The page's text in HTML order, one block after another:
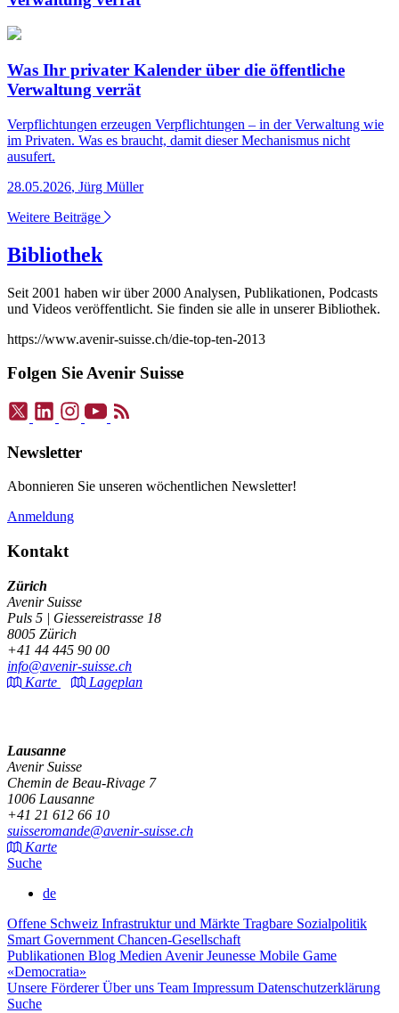
Was Ihr privater Kalender über die öffentliche
Verwaltung verrät
Verpflichtungen erzeugen Verpflichtungen – in der Verwaltung wie
im Privaten. Was es braucht, damit dieser Mechanismus nicht
ausufert.
28.05.2026, Jürg Müller
Weitere Beiträge
Bibliothek
Seit 2001 haben wir über 2000 Analysen, Publikationen, Podcasts
und Videos veröffentlicht. Sie finden sie alle in unserer Bibliothek.
https://www.avenir-suisse.ch/die-top-ten-2013
Folgen Sie Avenir Suisse
Newsletter
Abonnieren Sie unseren wöchentlichen Newsletter!
Anmeldung
Kontakt
Zürich
Avenir Suisse
Puls 5 | Giessereistrasse 18
8005 Zürich
+41 44 445 90 00
info@avenir-suisse.ch
Karte
Lageplan
Lausanne
Avenir Suisse
Chemin de Beau-Rivage 7
1006 Lausanne
+41 21 612 66 10
suisseromande@avenir-suisse.ch
Karte
Suche
de
Offene Schweiz Infrastruktur und Märkte Tragbare Sozialpolitik
Smart Government Chancen-Gesellschaft
Publikationen Blog Medien Avenir Jeunesse Mobile Game
«Democratia»
Unsere FördererÜber uns Team Impressum Datenschutzerklärung
Suche